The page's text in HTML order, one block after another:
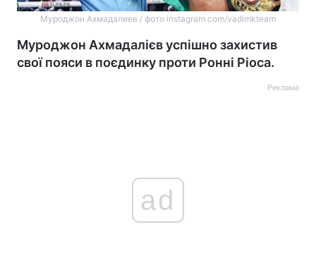
Муроджон Ахмадалиев / фото instagram.com/vadimkteam
Муроджон Ахмадалієв успішно захистив
свої пояси в поєдинку проти Ронні Ріоса.
Реклама
ad